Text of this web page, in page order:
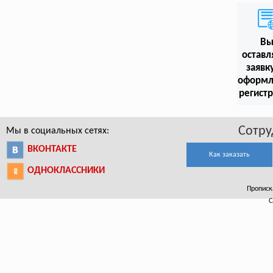
Вы
Мы в социальных сетях:
ВКОНТАКТЕ
ОДНОКЛАССНИКИ
Как заказать